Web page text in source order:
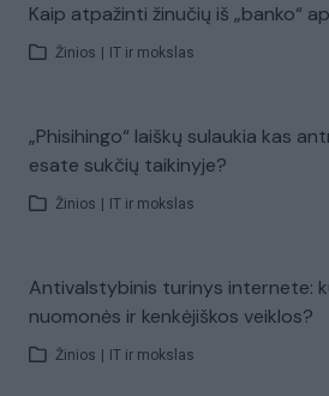
Kaip atpažinti žinučių iš „banko“
Žinios IT ir mokslas
„Phisihingo“ laiškų sulaukia kas
esate sukčių taikinyje?
Žinios IT ir mokslas
Antivalstybinis turinys internete:
nuomonės ir kenkėjiškos veiklos?
Žinios IT ir mokslas